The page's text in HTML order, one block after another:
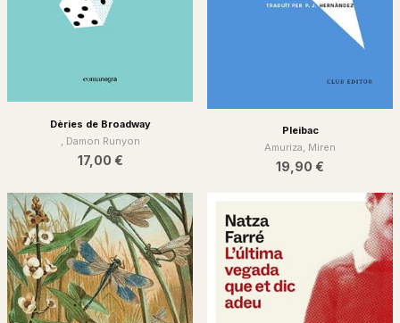
Dèries de Broadway
, Damon Runyon
17,00 €
Pleibac
Amuriza, Miren
19,90 €